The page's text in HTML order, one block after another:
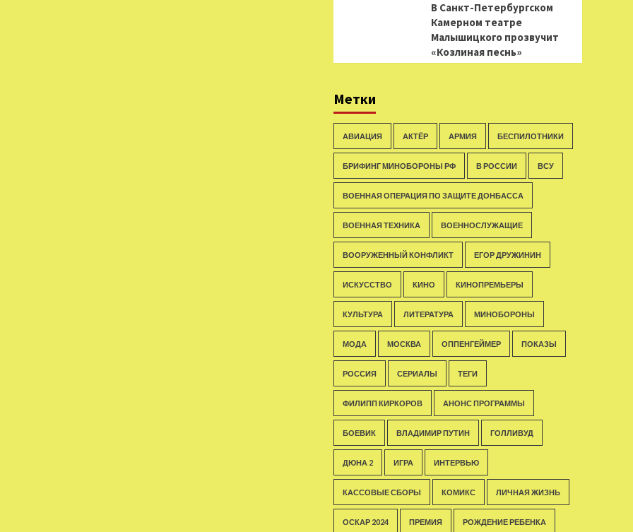
В Санкт-Петербургском
Камерном театре
Малышицкого прозвучит
«Козлиная песнь»
Метки
АВИАЦИЯ АКТЁР АРМИЯ БЕСПИЛОТНИКИ
БРИФИНГ МИНОБОРОНЫ РФ В РОССИИ ВСУ
ВОЕННАЯ ОПЕРАЦИЯ ПО ЗАЩИТЕ ДОНБАССА
ВОЕННАЯ ТЕХНИКА ВОЕННОСЛУЖАЩИЕ
ВООРУЖЕННЫЙ КОНФЛИКТ ЕГОР ДРУЖИНИН
ИСКУССТВО КИНО КИНОПРЕМЬЕРЫ
КУЛЬТУРА ЛИТЕРАТУРА МИНОБОРОНЫ
МОДА МОСКВА ОППЕНГЕЙМЕР ПОКАЗЫ
РОССИЯ СЕРИАЛЫ ТЕГИ
ФИЛИПП КИРКОРОВ АНОНС ПРОГРАММЫ
БОЕВИК ВЛАДИМИР ПУТИН ГОЛЛИВУД
ДЮНА 2 ИГРА ИНТЕРВЬЮ
КАССОВЫЕ СБОРЫ КОМИКС ЛИЧНАЯ ЖИЗНЬ
ОСКАР 2024 ПРЕМИЯ РОЖДЕНИЕ РЕБЕНКА